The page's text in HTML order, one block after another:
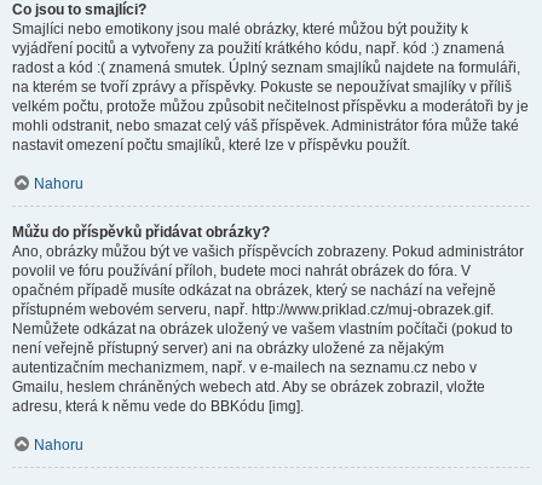
Co jsou to smajlíci?
Smajlíci nebo emotikony jsou malé obrázky, které můžou být použity k
vyjádření pocitů a vytvořeny za použití krátkého kódu, např. kód :) znamená
radost a kód :( znamená smutek. Úplný seznam smajlíků najdete na formuláři,
na kterém se tvoří zprávy a příspěvky. Pokuste se nepoužívat smajlíky v příliš
velkém počtu, protože můžou způsobit nečitelnost příspěvku a moderátoři by je
mohli odstranit, nebo smazat celý váš příspěvek. Administrátor fóra může také
nastavit omezení počtu smajlíků, které lze v příspěvku použít.
Nahoru
Můžu do příspěvků přidávat obrázky?
Ano, obrázky můžou být ve vašich příspěvcích zobrazeny. Pokud administrátor
povolil ve fóru používání příloh, budete moci nahrát obrázek do fóra. V
opačném případě musíte odkázat na obrázek, který se nachází na veřejně
přístupném webovém serveru, např. http://www.priklad.cz/muj-obrazek.gif.
Nemůžete odkázat na obrázek uložený ve vašem vlastním počítači (pokud to
není veřejně přístupný server) ani na obrázky uložené za nějakým
autentizačním mechanizmem, např. v e-mailech na seznamu.cz nebo v
Gmailu, heslem chráněných webech atd. Aby se obrázek zobrazil, vložte
adresu, která k němu vede do BBKódu [img].
Nahoru